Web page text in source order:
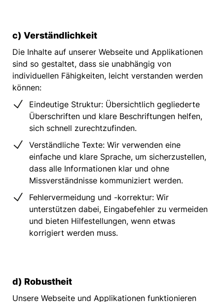
c) Verständlichkeit
Die Inhalte auf unserer Webseite und Applikationen
sind so gestaltet, dass sie unabhängig von
individuellen Fähigkeiten, leicht verstanden werden
können:
Eindeutige Struktur: Übersichtlich gegliederte
Überschriften und klare Beschriftungen helfen,
sich schnell zurechtzufinden.
Verständliche Texte: Wir verwenden eine
einfache und klare Sprache, um sicherzustellen,
dass alle Informationen klar und ohne
Missverständnisse kommuniziert werden.
Fehlervermeidung und -korrektur: Wir
unterstützen dabei, Eingabefehler zu vermeiden
und bieten Hilfestellungen, wenn etwas
korrigiert werden muss.
d) Robustheit
Unsere Webseite und Applikationen funktionieren